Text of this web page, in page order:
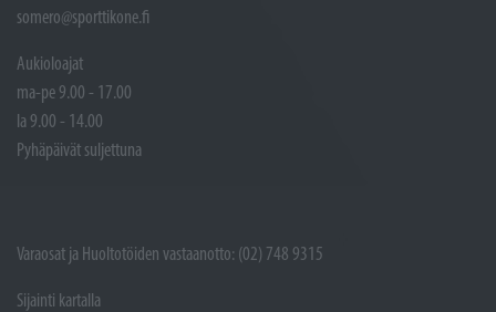
somero@sporttikone.fi
Aukioloajat
ma-pe 9.00 - 17.00
la 9.00 - 14.00
Pyhäpäivät suljettuna
Varaosat ja Huoltotöiden vastaanotto: (02) 748 9315
Sijainti kartalla